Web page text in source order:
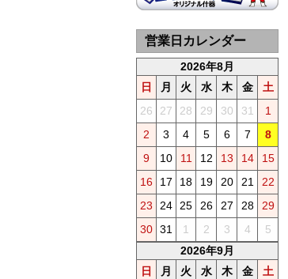
営業日カレンダー
2026年8月
日
月 火 水 木 金
土
26
27 28 29 30 31
1
2
3 4 5 6 7
8
9
10 11 12 13 14
15
16
17 18 19 20 21
22
23
24 25 26 27 28
29
30 31 1 2 3 4
5
2026年9月
日
月 火 水 木 金
土